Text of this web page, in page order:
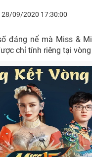
28/09/2020 17:30:00
đáng nể mà Miss &
chỉ tính riêng tại vòng